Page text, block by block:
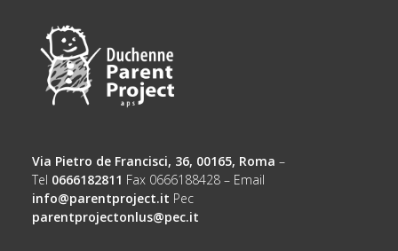
Via Pietro de Francisci, 36, 00165, Roma –
Tel 0666182811 Fax 0666188428 – Email
info@parentproject.it Pec
parentprojectonlus@pec.it